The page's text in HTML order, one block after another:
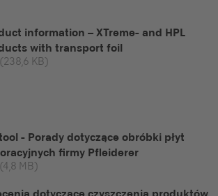
information – XTreme- and HPL
with transport foil
(238,6 KB)
- Porady dotyczące obróbki płyt
firmy Pfleiderer
(4,8 MB)
dotyczące czyszczenia produktów